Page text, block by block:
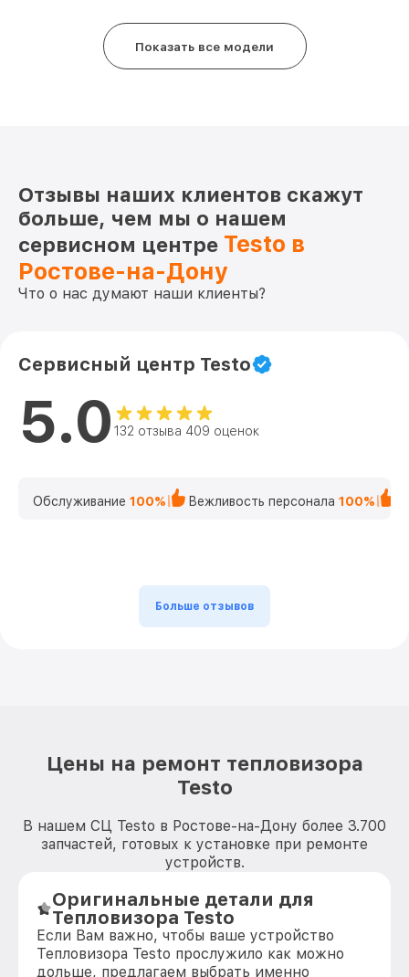
Показать все модели
Отзывы наших клиентов скажут
больше, чем мы о нашем
сервисном центре Testo в
Ростове-на-Дону
Что о нас думают наши клиенты?
Сервисный центр Testo
5.0 132 отзыва 409 оценок
Обслуживание 100% Вежливость персонала 100%
Больше отзывов
Цены на ремонт тепловизора
Testo
В нашем СЦ Testo в Ростове-на-Дону более 3.700
запчастей, готовых к установке при ремонте
устройств.
Оригинальные детали для
Тепловизора Testo
Если Вам важно, чтобы ваше устройство
Тепловизора Testo прослужило как можно
дольше, предлагаем выбрать именно